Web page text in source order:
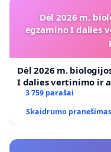
Dėl 2026 m.
egzamino I dalies
Dėl 2026 m.
I dalies vertinimo ir
3 759 parašai
Skaidrumo pranešimas